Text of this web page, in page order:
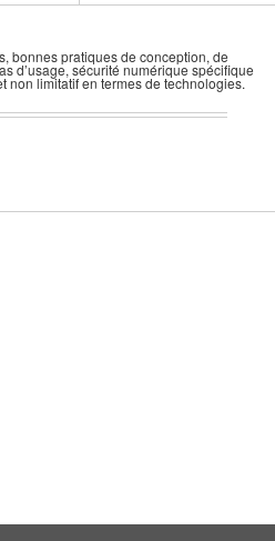
bonnes pratiques de conception, de
d’usage, sécurité numérique spécifique
non limitatif en termes de technologies.